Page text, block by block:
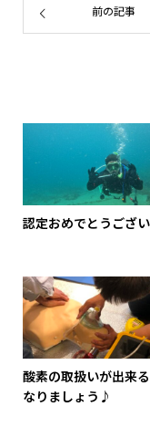
前の記事
認定おめでとうござ
酸素の取扱いが出来
なりましょう♪